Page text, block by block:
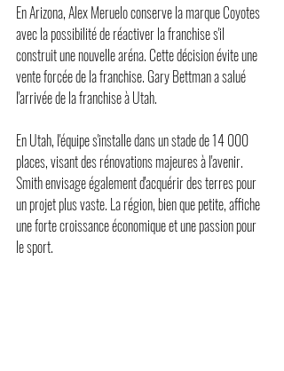
En Arizona, Alex Meruelo conserve la marque Coyotes
avec la possibilité de réactiver la franchise s'il
construit une nouvelle aréna. Cette décision évite une
vente forcée de la franchise. Gary Bettman a salué
l'arrivée de la franchise à Utah.
En Utah, l'équipe s'installe dans un stade de 14 000
places, visant des rénovations majeures à l'avenir.
Smith envisage également d'acquérir des terres pour
un projet plus vaste. La région, bien que petite, affiche
une forte croissance économique et une passion pour
le sport.